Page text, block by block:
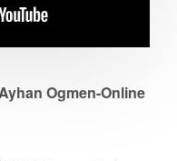
Ogmen-Online